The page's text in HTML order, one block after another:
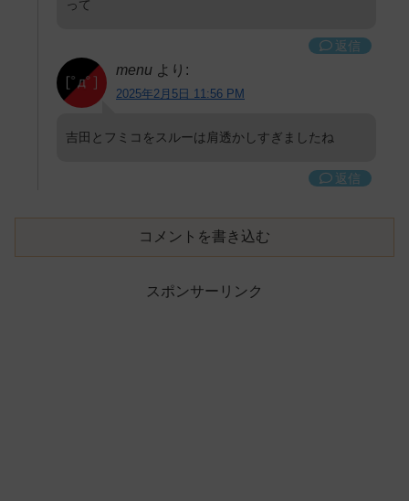
って
返信
menu より:
2025年2月5日 11:56 PM
吉田とフミコをスルーは肩透かしすぎましたね
返信
コメントを書き込む
スポンサーリンク